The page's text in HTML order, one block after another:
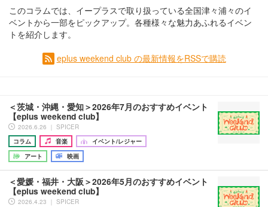
このコラムでは、イープラスで取り扱っている全国津々浦々のイ
ベントから一部をピックアップ。各種様々な魅力あふれるイベン
トを紹介します。
eplus weekend club の最新情報をRSSで購読
＜茨城・沖縄・愛知＞2026年7月のおすすめイベント
【eplus weekend club】
2026.6.26 ｜ SPICER
コラム
音楽
イベント/レジャー
アート
映画
＜愛媛・福井・大阪＞2026年5月のおすすめイベント
【eplus weekend club】
2026.4.23 ｜ SPICER